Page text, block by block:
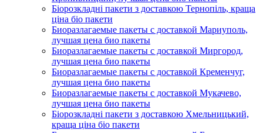
Біорозкладні пакети з доставкою Тернопіль, краща
ціна біо пакети
Биоразлагаемые пакеты с доставкой Мариуполь,
лучшая цена био пакеты
Биоразлагаемые пакеты с доставкой Миргород,
лучшая цена био пакеты
Биоразлагаемые пакеты с доставкой Кременчуг,
лучшая цена био пакеты
Биоразлагаемые пакеты с доставкой Мукачево,
лучшая цена био пакеты
Біорозкладні пакети з доставкою Хмельницький,
краща ціна біо пакети